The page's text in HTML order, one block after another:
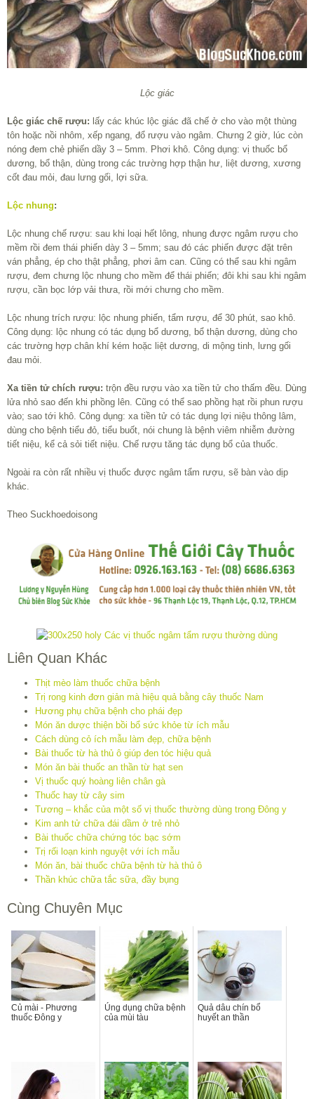
Lộc giác
Lộc giác chế rượu: lấy các khúc lộc giác đã chế ở cho vào một thùng
tôn hoặc nồi nhôm, xếp ngang, đổ rượu vào ngâm. Chưng 2 giờ, lúc còn
nóng đem chẻ phiến dầy 3 – 5mm. Phơi khô. Công dụng: vị thuốc bổ
dương, bổ thận, dùng trong các trường hợp thận hư, liệt dương, xương
cốt đau mỏi, đau lưng gối, lợi sữa.
Lộc nhung:
Lộc nhung chế rượu: sau khi loại hết lông, nhung được ngâm rượu cho
mềm rồi đem thái phiến dày 3 – 5mm; sau đó các phiến được đặt trên
ván phẳng, ép cho thật phẳng, phơi âm can. Cũng có thể sau khi ngâm
rượu, đem chưng lộc nhung cho mềm để thái phiến; đôi khi sau khi ngâm
rượu, cần bọc lớp vải thưa, rồi mới chưng cho mềm.
Lộc nhung trích rượu: lộc nhung phiến, tẩm rượu, để 30 phút, sao khô.
Công dụng: lộc nhung có tác dụng bổ dương, bổ thận dương, dùng cho
các trường hợp chân khí kém hoặc liệt dương, di mộng tinh, lưng gối
đau mỏi.
Xa tiền tử chích rượu: trộn đều rượu vào xa tiền tử cho thấm đều. Dùng
lửa nhỏ sao đến khi phồng lên. Cũng có thể sao phồng hạt rồi phun rượu
vào; sao tới khô. Công dụng: xa tiền tử có tác dụng lợi niệu thông lâm,
dùng cho bệnh tiểu đỏ, tiểu buốt, nói chung là bệnh viêm nhiễm đường
tiết niệu, kể cả sỏi tiết niệu. Chế rượu tăng tác dụng bổ của thuốc.
Ngoài ra còn rất nhiều vị thuốc được ngâm tẩm rượu, sẽ bàn vào dịp
khác.
Theo Suckhoedoisong
Liên Quan Khác
Thịt mèo làm thuốc chữa bệnh
Trị rong kinh đơn giản mà hiệu quả bằng cây thuốc Nam
Hương phụ chữa bệnh cho phái đẹp
Món ăn dược thiện bồi bổ sức khỏe từ ích mẫu
Cách dùng cỏ ích mẫu làm đẹp, chữa bệnh
Bài thuốc từ hà thủ ô giúp đen tóc hiệu quả
Món ăn bài thuốc an thần từ hạt sen
Vị thuốc quý hoàng liên chân gà
Thuốc hay từ cây sim
Tương – khắc của một số vị thuốc thường dùng trong Đông y
Kim anh tử chữa đái dầm ở trẻ nhỏ
Bài thuốc chữa chứng tóc bạc sớm
Trị rối loạn kinh nguyệt với ích mẫu
Món ăn, bài thuốc chữa bệnh từ hà thủ ô
Thần khúc chữa tắc sữa, đầy bụng
Cùng Chuyên Mục
Củ mài - Phương
thuốc Đông y
Úng dụng chữa bệnh
của mùi tàu
Quả dâu chín bổ
huyết an thần